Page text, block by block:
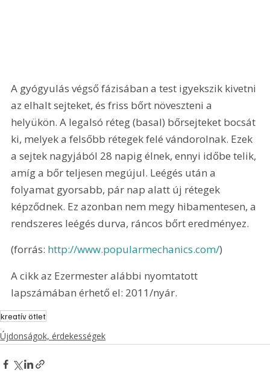
A gyógyulás végső fázisában a test igyekszik kivetni
az elhalt sejteket, és friss bőrt növeszteni a
helyükön. A legalsó réteg (basal) bőrsejteket bocsát
ki, melyek a felsőbb rétegek felé vándorolnak. Ezek
a sejtek nagyjából 28 napig élnek, ennyi időbe telik,
amíg a bőr teljesen megújul. Leégés után a
folyamat gyorsabb, pár nap alatt új rétegek
képződnek. Ez azonban nem megy hibamentesen, a
rendszeres leégés durva, ráncos bőrt eredményez.
(forrás: http://www.popularmechanics.com/)
A cikk az Ezermester alábbi nyomtatott
lapszámában érhető el: 2011/nyár.
kreatív ötlet
Újdonságok, érdekességek